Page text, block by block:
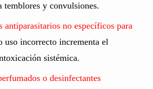
temblores y convulsiones.
antiparasitarios no específicos para
uso incorrecto incrementa el
sistémica.
o desinfectantes